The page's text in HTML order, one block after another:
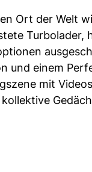
Ort der Welt
Turbolader,
und einem
mit